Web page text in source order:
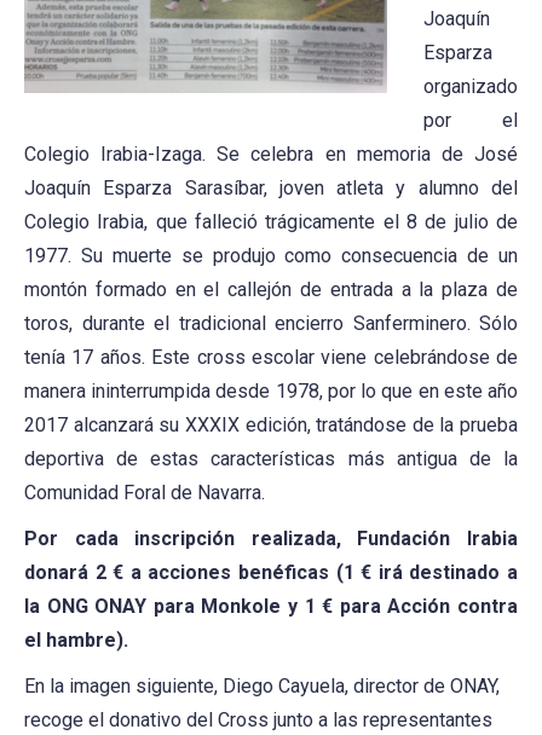
Joaquín
Esparza
organizado
por el
Colegio Irabia-Izaga. Se celebra en memoria de José
Joaquín Esparza Sarasíbar, joven atleta y alumno del
Colegio Irabia, que falleció trágicamente el 8 de julio de
1977. Su muerte se produjo como consecuencia de un
montón formado en el callejón de entrada a la plaza de
toros, durante el tradicional encierro Sanferminero. Sólo
tenía 17 años. Este cross escolar viene celebrándose de
manera ininterrumpida desde 1978, por lo que en este año
2017 alcanzará su XXXIX edición, tratándose de la prueba
deportiva de estas características más antigua de la
Comunidad Foral de Navarra.
Por cada inscripción realizada, Fundación Irabia
donará 2 € a acciones benéficas (1 € irá destinado a
la ONG ONAY para Monkole y 1 € para Acción contra
el hambre).
En la imagen siguiente, Diego Cayuela, director de ONAY,
recoge el donativo del Cross junto a las representantes